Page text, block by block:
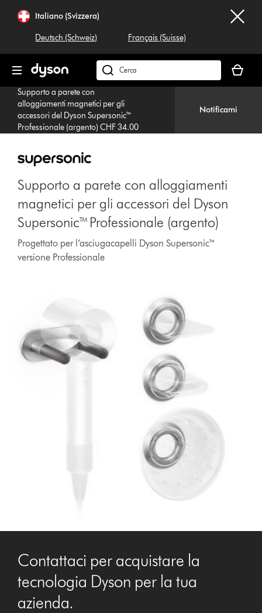
navigazioneItaliano (Svizzera)
Deutsch (Schweiz) Français (Suisse)
Cerca
su
dyson.ch
carrello
è
Supporto a parete con
alloggiamenti magnetici per gli
accessori del Dyson Supersonic™
Professionale (argento) CHF 34.00
Notificami
Supporto a parete con alloggiamenti
magnetici per gli accessori del Dyson
Supersonic™ Professionale (argento)
Progettato per l’asciugacapelli Dyson Supersonic™
versione Professionale
Contattaci per acquistare la
tecnologia Dyson per la tua
azienda.